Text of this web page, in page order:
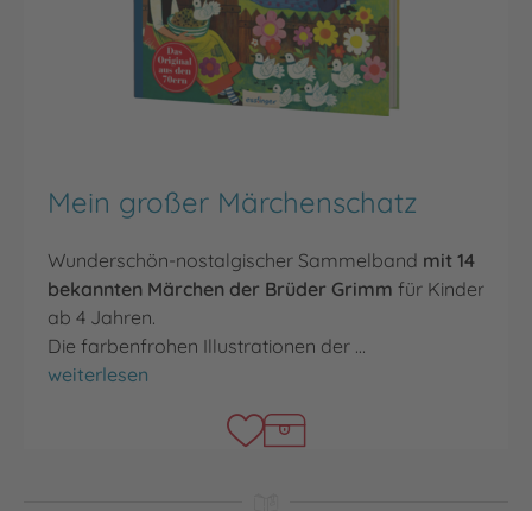
Mein großer Märchenschatz
Wunderschön-nostalgischer Sammelband mit 14
bekannten Märchen der Brüder Grimm für Kinder
ab 4 Jahren.
Die farbenfrohen Illustrationen der …
Mein großer Märchenschatz
weiterlesen